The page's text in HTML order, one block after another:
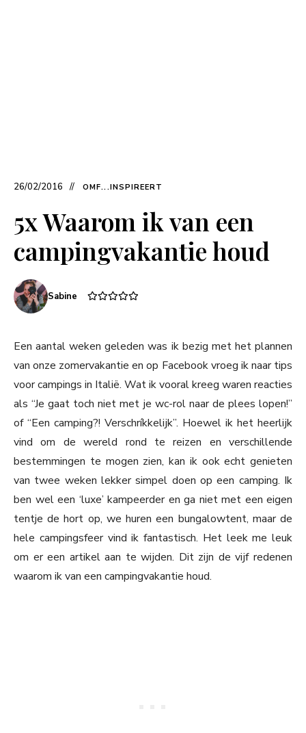
26/02/2016 OMF...INSPIREERT
5x Waarom ik van een
campingvakantie houd
Sabine
Een aantal weken geleden was ik bezig met het plannen
van onze zomervakantie en op Facebook vroeg ik naar tips
voor campings in Italië. Wat ik vooral kreeg waren reacties
als “Je gaat toch niet met je wc-rol naar de plees lopen!”
of “Een camping?! Verschríkkelijk”. Hoewel ik het heerlijk
vind om de wereld rond te reizen en verschillende
bestemmingen te mogen zien, kan ik ook echt genieten
van twee weken lekker simpel doen op een camping. Ik
ben wel een ‘luxe’ kampeerder en ga niet met een eigen
tentje de hort op, we huren een bungalowtent, maar de
hele campingsfeer vind ik fantastisch. Het leek me leuk
om er een artikel aan te wijden. Dit zijn de vijf redenen
waarom ik van een campingvakantie houd.